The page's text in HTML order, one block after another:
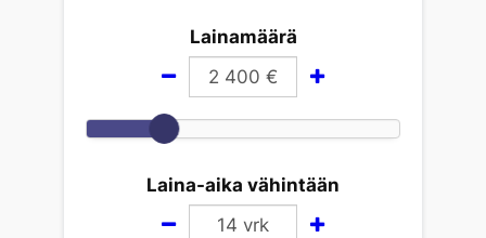
Lainamäärä
2 400 €
Laina-aika vähintään
14 vrk